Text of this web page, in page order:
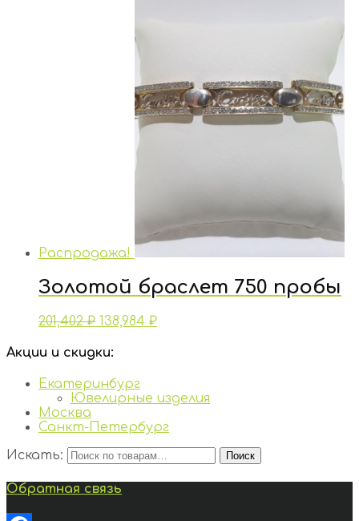
Распродажа!
Золотой браслет 750 пробы
201,402₽ 138,984 ₽
Акции и скидки:
Екатеринбург
Ювелирные изделия
Москва
Санкт-Петербург
Искать:
Поиск
Обратная связь